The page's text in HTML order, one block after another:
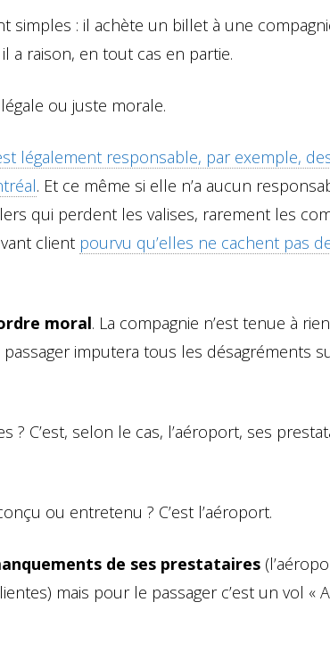
simples : il achète un billet à une
a raison, en tout cas en partie.
ou juste morale.
légalement responsable, par exemple,
. Et ce même si elle n’a aucun
qui perdent les valises, rarement les
client pourvu qu’elles ne cachent pas
moral. La compagnie n’est tenue à
imputera tous les désagréments
C’est, selon le cas, l’aéroport, ses
ou entretenu ? C’est l’aéroport.
de ses prestataires
mais pour le passager c’est un vol «